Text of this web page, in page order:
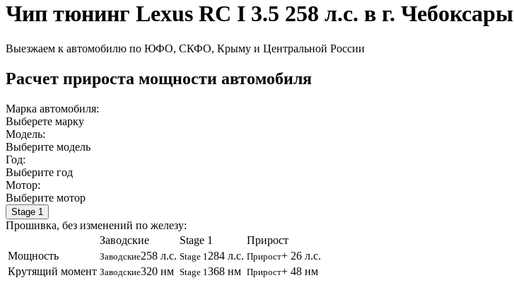
Чип тюнинг Lexus RC I 3.5 258 л.с. в г. Чебоксары
Выезжаем к автомобилю по ЮФО, СКФО, Крыму и Центральной России
Расчет прироста мощности автомобиля
Марка автомобиля:
Выберете марку
Модель:
Выберите модель
Год:
Выберите год
Мотор:
Выберите мотор
Stage 1
Прошивка, без изменений по железу:
Заводские
Stage 1
Прирост
Мощность
Заводские258 л.с. Stage 1 284 л.с. Прирост+ 26 л.с.
Крутящий момент Заводские320 нм Stage 1 368 нм Прирост+ 48 нм